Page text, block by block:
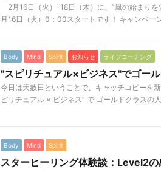
2月16日（火）-18日（木）に、”風の始まり
月16日（火）0：00スタートです！ キャンペー
Body Mind Spirit お知らせ ライフコーチング
"スピリチュアル×ビジネス"でゴー
今日は天赦日ということで、キャッチコピーを
ピリチュアル × ビジネス” で ゴールドクラスの
Body Mind Spirit
スターヒーリング体験談：Level2